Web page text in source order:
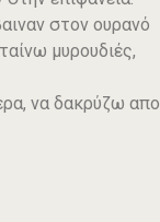
στον ουρανό
μυρουδιές,
να δακρύζω απο